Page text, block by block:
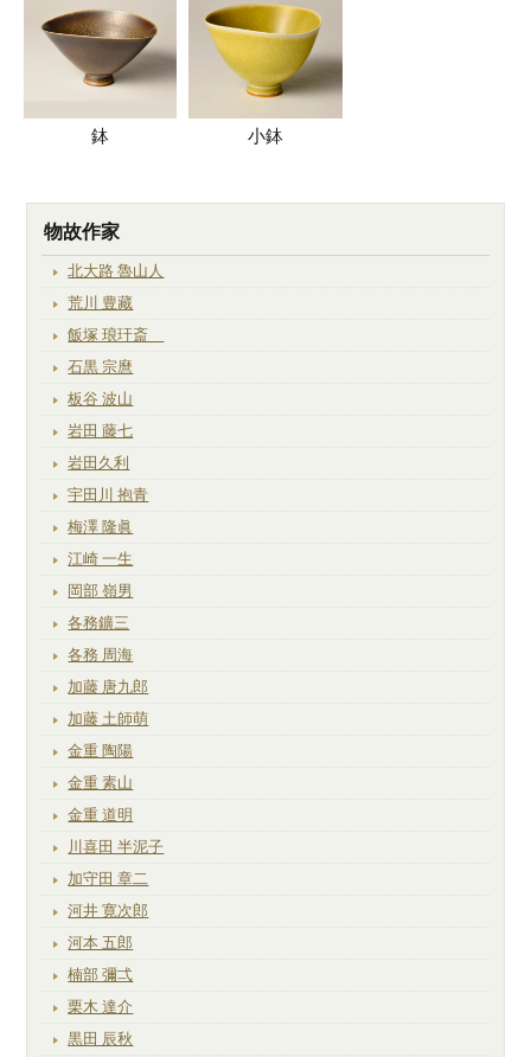
鉢 小鉢
物故作家
北大路 魯山人
荒川 豊藏
飯塚 琅玕斎
石黒 宗麿
板谷 波山
岩田 藤七
岩田久利
宇田川 抱青
梅澤 隆眞
江崎 一生
岡部 嶺男
各務鑛三
各務 周海
加藤 唐九郎
加藤 土師萌
金重 陶陽
金重 素山
金重 道明
川喜田 半泥子
加守田 章二
河井 寛次郎
河本 五郎
楠部 彌弌
栗木 達介
黒田 辰秋